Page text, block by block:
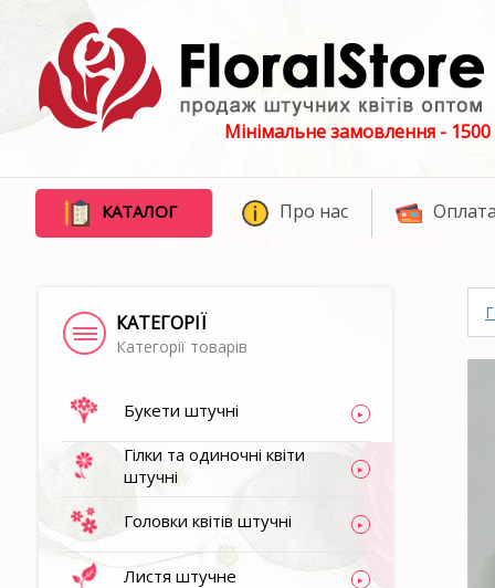
Мінімальне замовлення - 1500
КАТАЛОГ Про нас
КАТЕГОРІЇ
Категорії товарів
Букети штучні
Гілки та одиночні квіти
штучні
Головки квітів штучні
Листя штучне